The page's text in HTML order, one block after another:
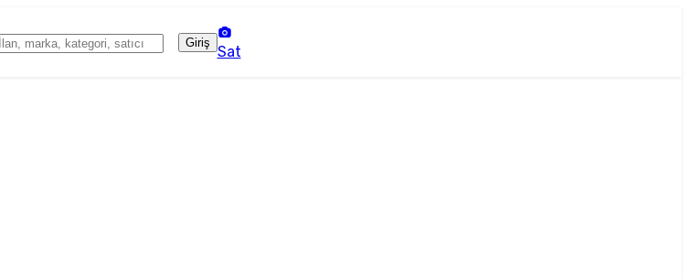
Giriş
Sat